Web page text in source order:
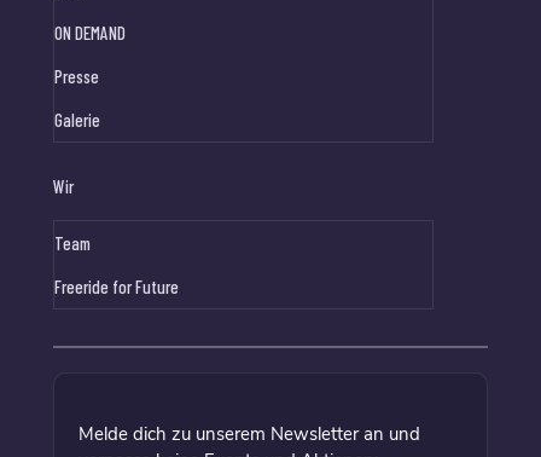
ON DEMAND
Presse
Galerie
Wir
Team
Freeride for Future
Melde dich zu unserem Newsletter an und